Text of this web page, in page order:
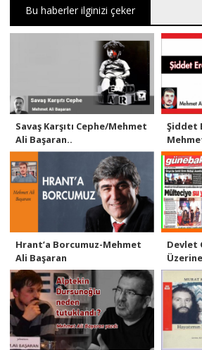
Bu haberler ilginizi çeker
Savaş Karşıtı Cephe/Mehmet
Ali Başaran..
Şiddet
Hrant’a Borcumuz-Mehmet
Ali Başaran
Devlet